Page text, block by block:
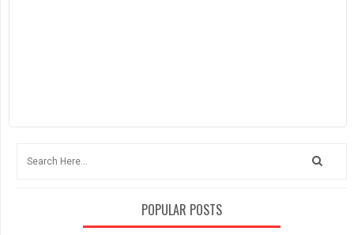
POPULAR POSTS